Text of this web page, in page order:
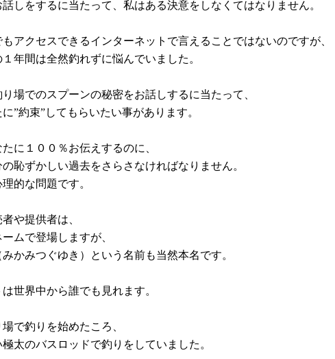
しをするに当たって、私はある決意をしなくてはなりません。
アクセスできるインターネットで言えることではないのですが、
年間は全然釣れずに悩んでいました。
場でのスプーンの秘密をお話しするに当たって、
”約束”してもらいたい事があります。
に１００％お伝えするのに、
恥ずかしい過去をさらさなければなりません。
的な問題です。
や提供者は、
ムで登場しますが、
かみつぐゆき）という名前も当然本名です。
世界中から誰でも見れます。
で釣りを始めたころ、
太のバスロッドで釣りをしていました。